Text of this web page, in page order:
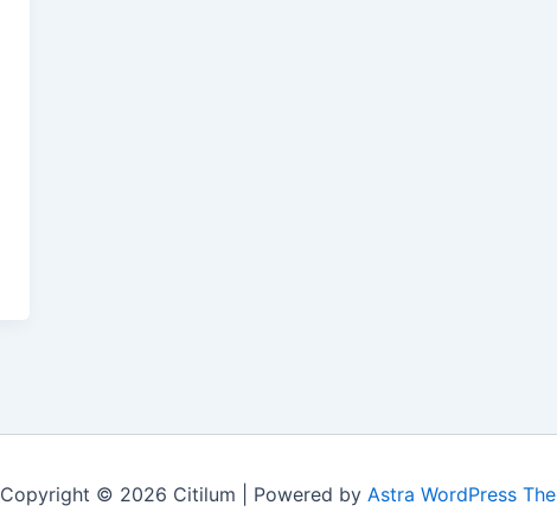
Copyright © 2026 Citilum | Powered by Astra WordPress